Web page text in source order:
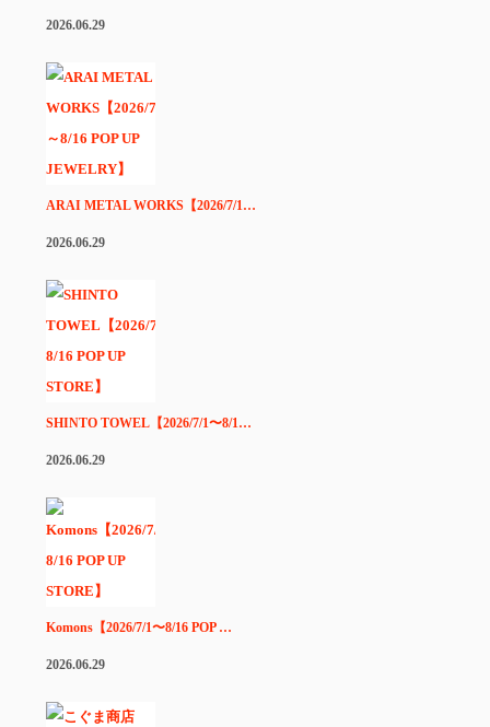
2026.06.29
ARAI METAL WORKS【2026/7/1…
2026.06.29
SHINTO TOWEL【2026/7/1〜8/1…
2026.06.29
Komons【2026/7/1〜8/16 POP …
2026.06.29